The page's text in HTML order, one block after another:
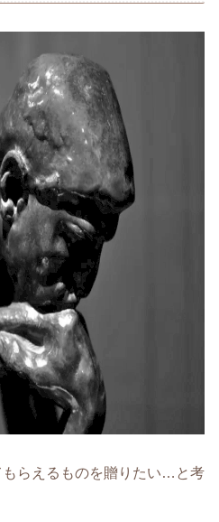
もらえるものを贈りたい…と考